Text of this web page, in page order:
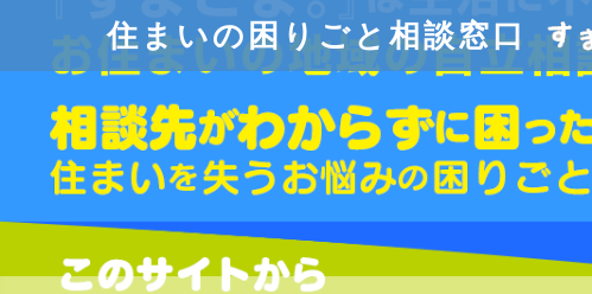
住まいの困りごと相談窓口